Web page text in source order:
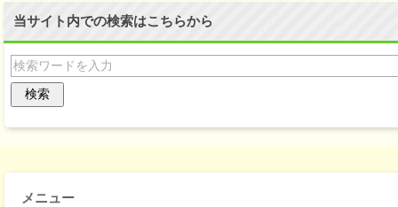
当サイト内での検索はこちらから
メニュー